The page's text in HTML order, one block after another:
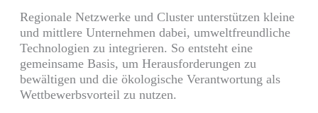
Regionale Netzwerke und Cluster unterstützen kleine
und mittlere Unternehmen dabei, umweltfreundliche
Technologien zu integrieren. So entsteht eine
gemeinsame Basis, um Herausforderungen zu
bewältigen und die ökologische Verantwortung als
Wettbewerbsvorteil zu nutzen.